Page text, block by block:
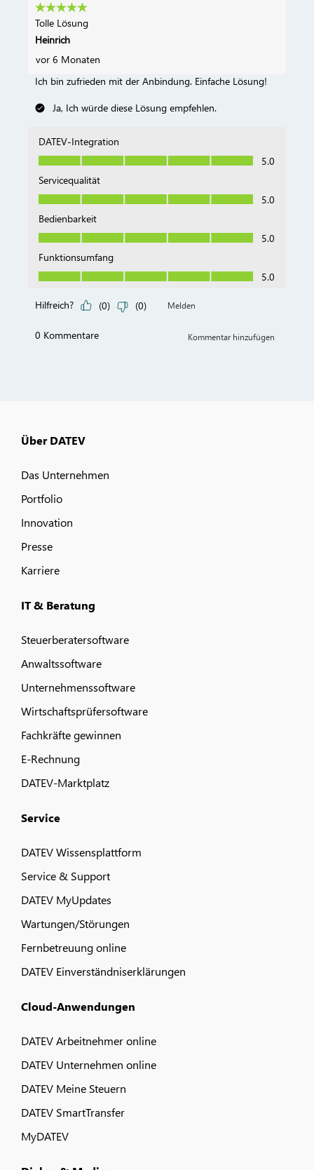
Über DATEV
Das Unternehmen
Portfolio
Innovation
Presse
Karriere
IT & Beratung
Steuerberatersoftware
Anwaltssoftware
Unternehmenssoftware
Wirtschaftsprüfersoftware
Fachkräfte gewinnen
E-Rechnung
DATEV-Marktplatz
Service
DATEV Wissensplattform
Service & Support
DATEV MyUpdates
Wartungen/Störungen
Fernbetreuung online
DATEV Einverständniserklärungen
Cloud-Anwendungen
DATEV Arbeitnehmer online
DATEV Unternehmen online
DATEV Meine Steuern
DATEV SmartTransfer
MyDATEV